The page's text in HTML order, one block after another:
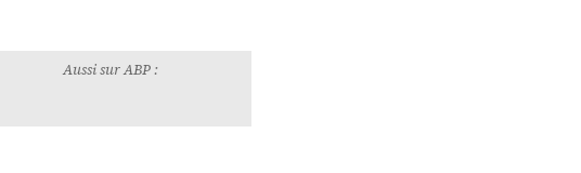
Aussi sur ABP :
An Alré